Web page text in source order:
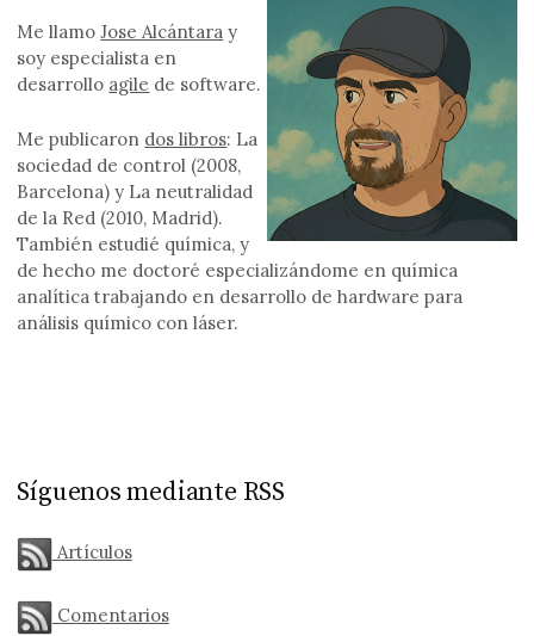
Me llamoJose Alcántara y
soy especialista en
desarrollo agile de software.
Me publicaron dos libros: La
sociedad de control (2008,
Barcelona) y La neutralidad
de la Red (2010, Madrid).
También estudié química, y
de hecho me doctoré especializándome en química
analítica trabajando en desarrollo de hardware para
análisis químico con láser.
Síguenos mediante RSS
Artículos
Comentarios